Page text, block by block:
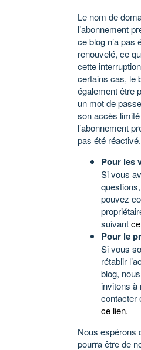
Le nom de
l’abonnement
ce blog n’a pas
renouvelé, ce
cette
certains cas, le
également être
un mot de
son accès
l’abonnement
pas été réactivé.
Pour les
Si vous
pouvez
suivant
Pour le
Si vous
rétablir
blog,
invitons à
contacter
ce lien.
Nous espérons
pourra être de